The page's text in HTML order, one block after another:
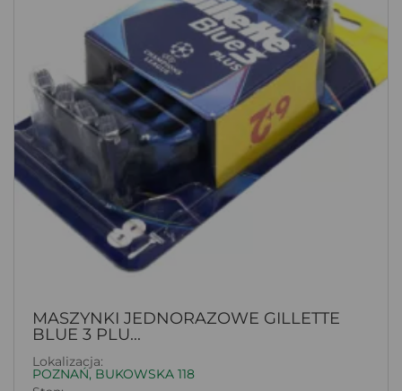
MASZYNKI JEDNORAZOWE GILLETTE
BLUE 3 PLU...
Lokalizacja:
POZNAŃ, BUKOWSKA 118